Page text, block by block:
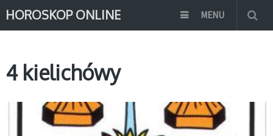
HOROSKOP ONLINE MENU
4 kielichówy
MAŁE ARKANA